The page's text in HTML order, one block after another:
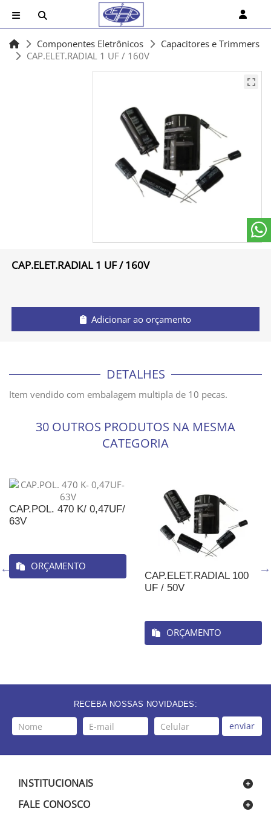
Componentes Eletrônicos
Capacitores e Trimmers
CAP.ELET.RADIAL 1 UF / 160V
CAP.ELET.RADIAL 1 UF / 160V
Adicionar ao orçamento
DETALHES
Item vendido com embalagem multipla de 10 pecas.
30 OUTROS PRODUTOS NA MESMA
CATEGORIA
CAP.POL. 470 K/ 0,47UF/
63V
ORÇAMENTO
CAP.ELET.RADIAL 100
UF / 50V
ORÇAMENTO
RECEBA NOSSAS NOVIDADES:
enviar
INSTITUCIONAIS
FALE CONOSCO